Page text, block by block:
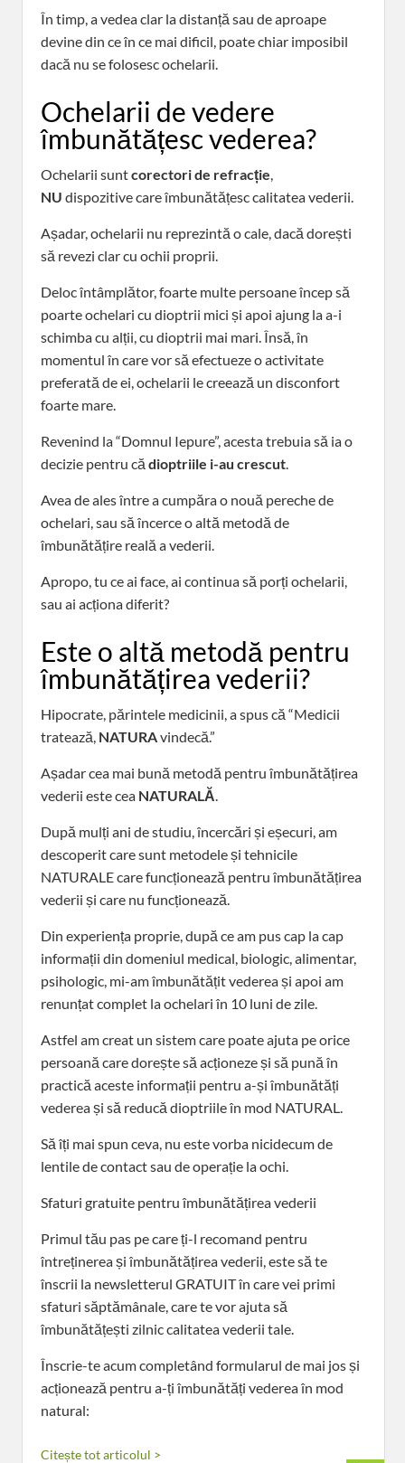
În timp, a vedea clar la distanță sau de aproape
devine din ce în ce mai dificil, poate chiar imposibil
dacă nu se folosesc ochelarii.
Ochelarii de vedere
îmbunătățesc vederea?
Ochelarii suntcorectori de refracție,
NU dispozitive care îmbunătățesc calitatea vederii.
Așadar, ochelarii nu reprezintă o cale, dacă dorești
să revezi clar cu ochii proprii.
Deloc întâmplător, foarte multe persoane încep să
poarte ochelari cu dioptrii mici și apoi ajung la a-i
schimba cu alții, cu dioptrii mai mari. Însă, în
momentul în care vor să efectueze o activitate
preferată de ei, ochelarii le creează un disconfort
foarte mare.
Revenind la “Domnul Iepure”, acesta trebuia să ia o
decizie pentru că dioptriile i-au crescut.
Avea de ales între a cumpăra o nouă pereche de
ochelari, sau să încerce o altă metodă de
îmbunătățire reală a vederii.
Apropo, tu ce ai face, ai continua să porți ochelarii,
sau ai acționa diferit?
Este o altă metodă pentru
îmbunătățirea vederii?
Hipocrate, părintele medicinii, a spus că “Medicii
tratează, NATURAvindecă.”
Așadar cea mai bună metodă pentru îmbunătățirea
vederii este cea NATURALĂ.
După mulți ani de studiu, încercări și eșecuri, am
descoperit care sunt metodele și tehnicile
NATURALE care funcționează pentru îmbunătățirea
vederii și care nu funcționează.
Din experiența proprie, după ce am pus cap la cap
informații din domeniul medical, biologic, alimentar,
psihologic, mi-am îmbunătățit vederea și apoi am
renunțat complet la ochelari în 10 luni de zile.
Astfel am creat un sistem care poate ajuta pe orice
persoană care dorește să acționeze și să pună în
practică aceste informații pentru a-și îmbunătăți
vederea și să reducă dioptriile în mod NATURAL.
Să îți mai spun ceva, nu este vorba nicidecum de
lentile de contact sau de operație la ochi.
Sfaturi gratuite pentru îmbunătățirea vederii
Primul tău pas pe care ți-l recomand pentru
întreținerea și îmbunătățirea vederii, este să te
înscrii la newsletterul GRATUIT în care vei primi
sfaturi săptămânale, care te vor ajuta să
îmbunătățești zilnic calitatea vederii tale.
Înscrie-te acum completând formularul de mai jos și
acționează pentru a-ți îmbunătăți vederea în mod
natural:
Citește tot articolul >